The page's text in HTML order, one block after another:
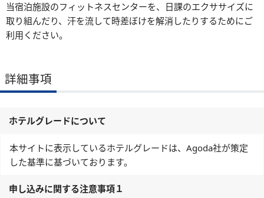
当宿泊施設のフィットネスセンターを、日課のエクササイズに
取り組んだり、汗を流して時差ぼけを解消したりするためにご
利用ください。
詳細事項
ホテルグレードについて
本サイトに表示しているホテルグレードは、Agoda社が策定
した基準に基づいております。
申し込みに関する注意事項１